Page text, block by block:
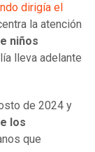
dirigía el
la atención
niños
lleva adelante
de 2024 y
los
que